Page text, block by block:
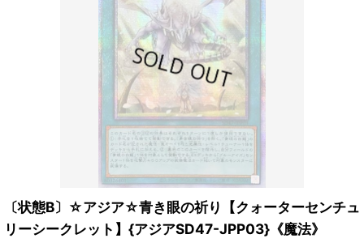
〔状態B〕☆アジア☆青き眼の祈り【クォーターセンチュ
リーシークレット】{アジアSD47-JPP03}《魔法》